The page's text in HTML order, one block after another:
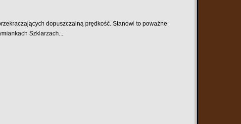
dopuszczalną prędkość. Stanowi to poważne
Szklarzach...